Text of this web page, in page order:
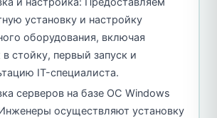
установку и настройку
оборудования, включая
стойку, первый запуск и
IT-специалиста.
серверов на базе ОС Windows
осуществляют установку